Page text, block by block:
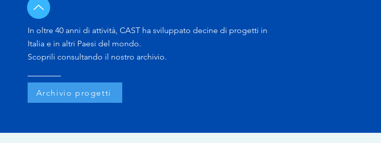
In oltre 40 anni di attività, CAST ha sviluppato decine di progetti in
Italia e in altri Paesi del mondo.
Scoprili consultando il nostro archivio.
Archivio progetti